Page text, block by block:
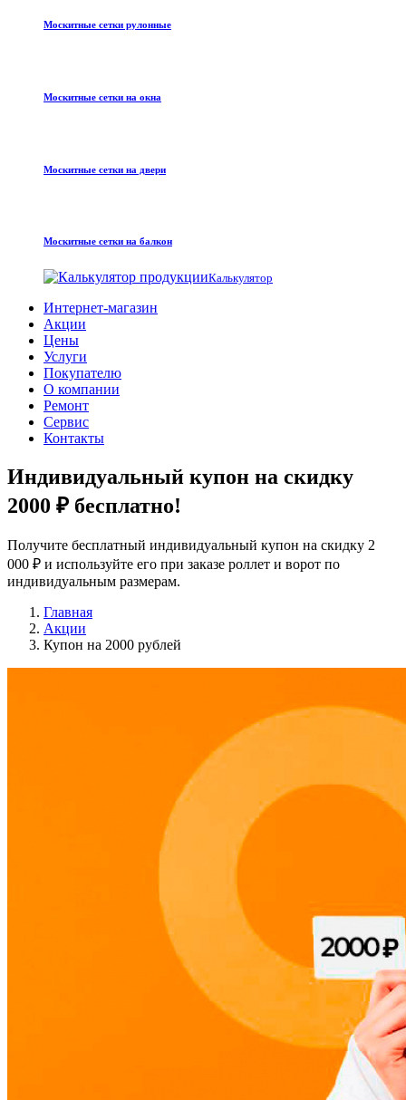
Москитные сетки рулонные
Москитные сетки на окна
Москитные сетки на двери
Москитные сетки на балкон
Калькулятор
Интернет-магазин
Акции
Цены
Услуги
Покупателю
О компании
Ремонт
Сервис
Контакты
Индивидуальный купон на скидку
2000 ₽ бесплатно!
Получите бесплатный индивидуальный купон на скидку 2
000 ₽ и используйте его при заказе роллет и ворот по
индивидуальным размерам.
Главная
Акции
Купон на 2000 рублей